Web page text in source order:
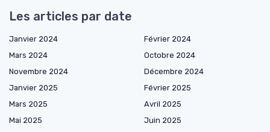
Les articles par date
Janvier 2024
Février 2024
Mars 2024
Octobre 2024
Novembre 2024
Décembre 2024
Janvier 2025
Février 2025
Mars 2025
Avril 2025
Mai 2025
Juin 2025